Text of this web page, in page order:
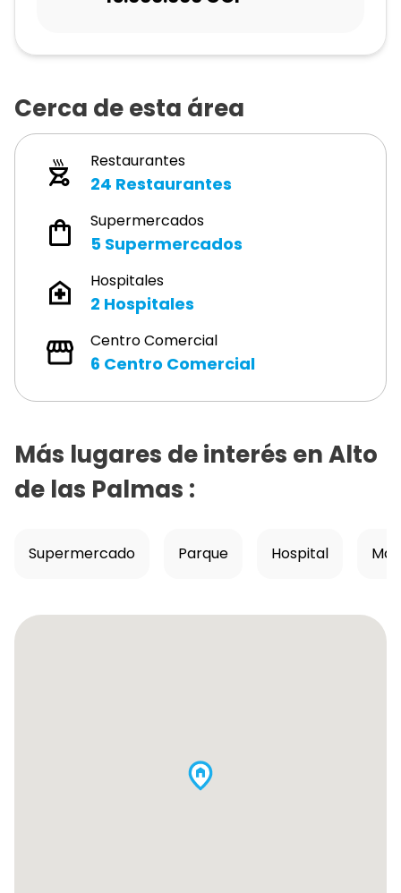
Cerca de esta área
Restaurantes
24 Restaurantes
Supermercados
5 Supermercados
Hospitales
2 Hospitales
Centro Comercial
6 Centro Comercial
Más lugares de interés enAlto
de las Palmas :
Supermercado Parque Hospital Mall